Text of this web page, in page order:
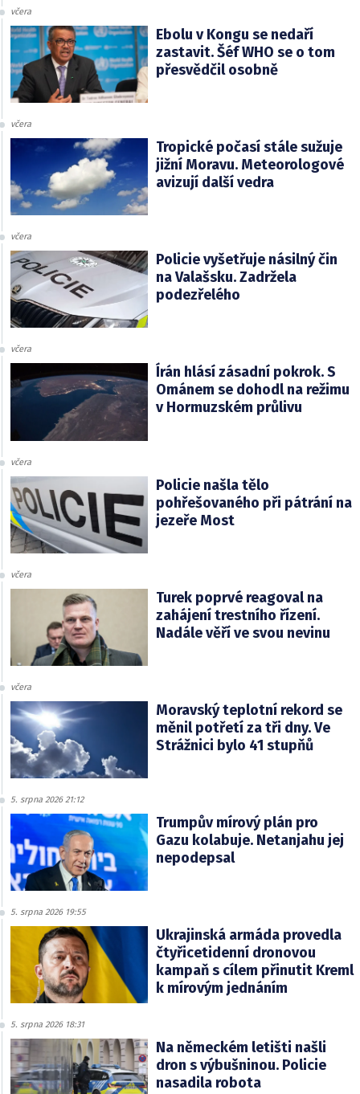
včera
Ebolu v Kongu se nedaří
zastavit. Šéf WHO se o tom
přesvědčil osobně
včera
Tropické počasí stále sužuje
jižní Moravu. Meteorologové
avizují další vedra
včera
Policie vyšetřuje násilný čin
na Valašsku. Zadržela
podezřelého
včera
Írán hlásí zásadní pokrok. S
Ománem se dohodl na režimu
v Hormuzském průlivu
včera
Policie našla tělo
pohřešovaného při pátrání na
jezeře Most
včera
Turek poprvé reagoval na
zahájení trestního řízení.
Nadále věří ve svou nevinu
včera
Moravský teplotní rekord se
měnil potřetí za tři dny. Ve
Strážnici bylo 41 stupňů
5. srpna 2026 21:12
Trumpův mírový plán pro
Gazu kolabuje. Netanjahu jej
nepodepsal
5. srpna 2026 19:55
Ukrajinská armáda provedla
čtyřicetidenní dronovou
kampaň s cílem přinutit Kreml
k mírovým jednáním
5. srpna 2026 18:31
Na německém letišti našli
dron s výbušninou. Policie
nasadila robota